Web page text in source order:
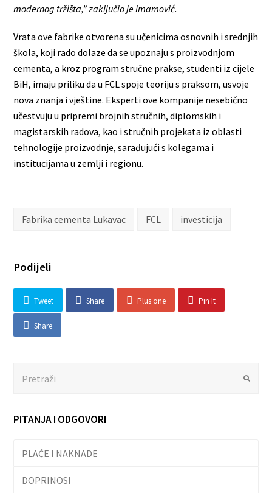
modernog tržišta,” zaključio je Imamović.
Vrata ove fabrike otvorena su učenicima osnovnih i srednjih
škola, koji rado dolaze da se upoznaju s proizvodnjom
cementa, a kroz program stručne prakse, studenti iz cijele
BiH, imaju priliku da u FCL spoje teoriju s praksom, usvoje
nova znanja i vještine. Eksperti ove kompanije nesebično
učestvuju u pripremi brojnih stručnih, diplomskih i
magistarskih radova, kao i stručnih projekata iz oblasti
tehnologije proizvodnje, sarađujući s kolegama i
institucijama u zemlji i regionu.
Fabrika cementa Lukavac FCL investicija
Podijeli
Tweet Share Plus one Pin It
Share
PITANJA I ODGOVORI
PLAĆE I NAKNADE
DOPRINOSI